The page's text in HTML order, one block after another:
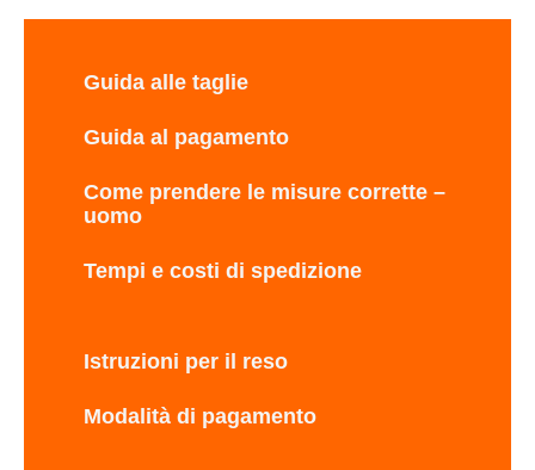
Guida alle taglie
Guida al pagamento
Come prendere le misure corrette –
uomo
Tempi e costi di spedizione
Istruzioni per il reso
Modalità di pagamento